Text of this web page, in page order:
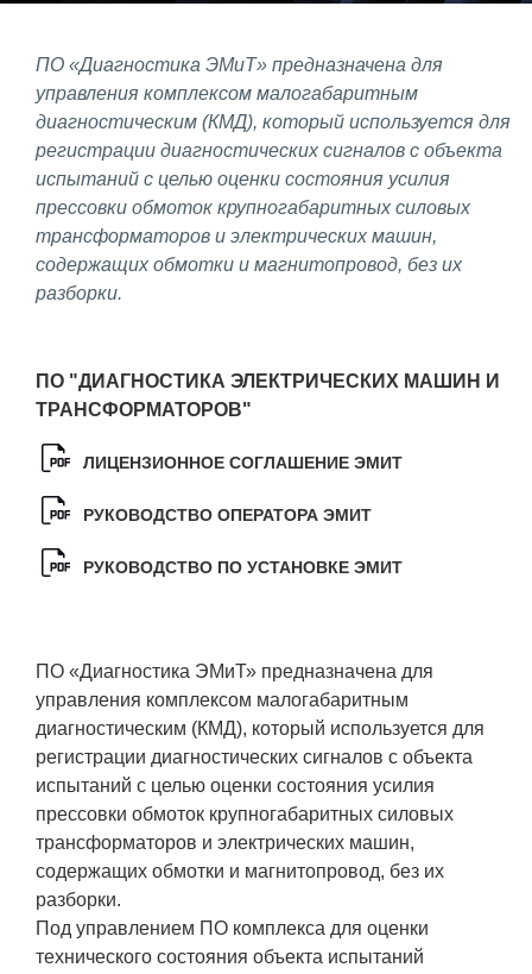
Фундаментальные и прикладные
исследования
Газодинамические исследования
Экспериментальная база
Космическая защита Земли
Забабахинские научные чтения
Семинар «Радиационная физика
Аспирантура
Премии молодым ученым
Интеллектуальная собственность
Семинар «Моделирование технологий
Препринты
Молодежная научно-техническая
конференция «Исследования.
Технологии. Развитие»
ПРОДУКЦИЯ И УСЛУГИ
ДПО и ПО (Дополнительное
профессиональное образование и
профессиональное обучение)
ПО «Диагностика ЭМиТ» предназначена для
управления комплексом малогабаритным
диагностическим (КМД), который используется для
регистрации диагностических сигналов с объекта
испытаний с целью оценки состояния усилия
прессовки обмоток крупногабаритных силовых
трансформаторов и электрических машин,
содержащих обмотки и магнитопровод, без их
разборки.
ПО "ДИАГНОСТИКА ЭЛЕКТРИЧЕСКИХ МАШИН И
ТРАНСФОРМАТОРОВ"
ЛИЦЕНЗИОННОЕ СОГЛАШЕНИЕ ЭМИТ
РУКОВОДСТВО ОПЕРАТОРА ЭМИТ
РУКОВОДСТВО ПО УСТАНОВКЕ ЭМИТ
ПО «Диагностика ЭМиТ» предназначена для
управления комплексом малогабаритным
диагностическим (КМД), который используется для
регистрации диагностических сигналов с объекта
испытаний с целью оценки состояния усилия
прессовки обмоток крупногабаритных силовых
трансформаторов и электрических машин,
содержащих обмотки и магнитопровод, без их
разборки.
Под управлением ПО комплекса для оценки
технического состояния объекта испытаний